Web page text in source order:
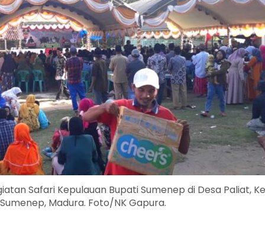
Safari Kepulauan Bupati Sumenep di Desa Paliat,
Madura. Foto/NK Gapura.